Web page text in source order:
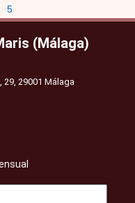
5
(Málaga)
29, 29001 Málaga